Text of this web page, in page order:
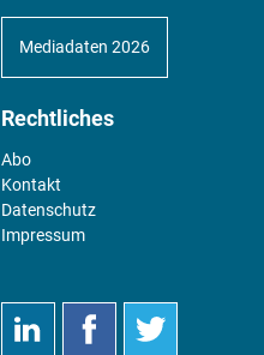
Mediadaten 2026
Rechtliches
Abo
Kontakt
Datenschutz
Impressum